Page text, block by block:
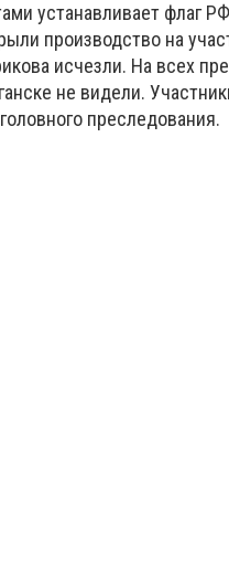
устанавливает флаг
производство на
исчезли. На всех
не видели.
преследования.